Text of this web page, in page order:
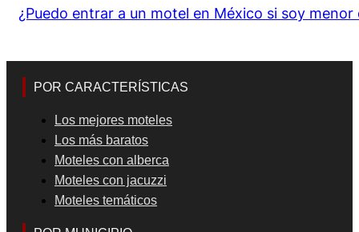
¿Puedo entrar a un motel en México si soy menor
POR CARACTERÍSTICAS
Los mejores moteles
Los más baratos
Moteles con alberca
Moteles con jacuzzi
Moteles temáticos